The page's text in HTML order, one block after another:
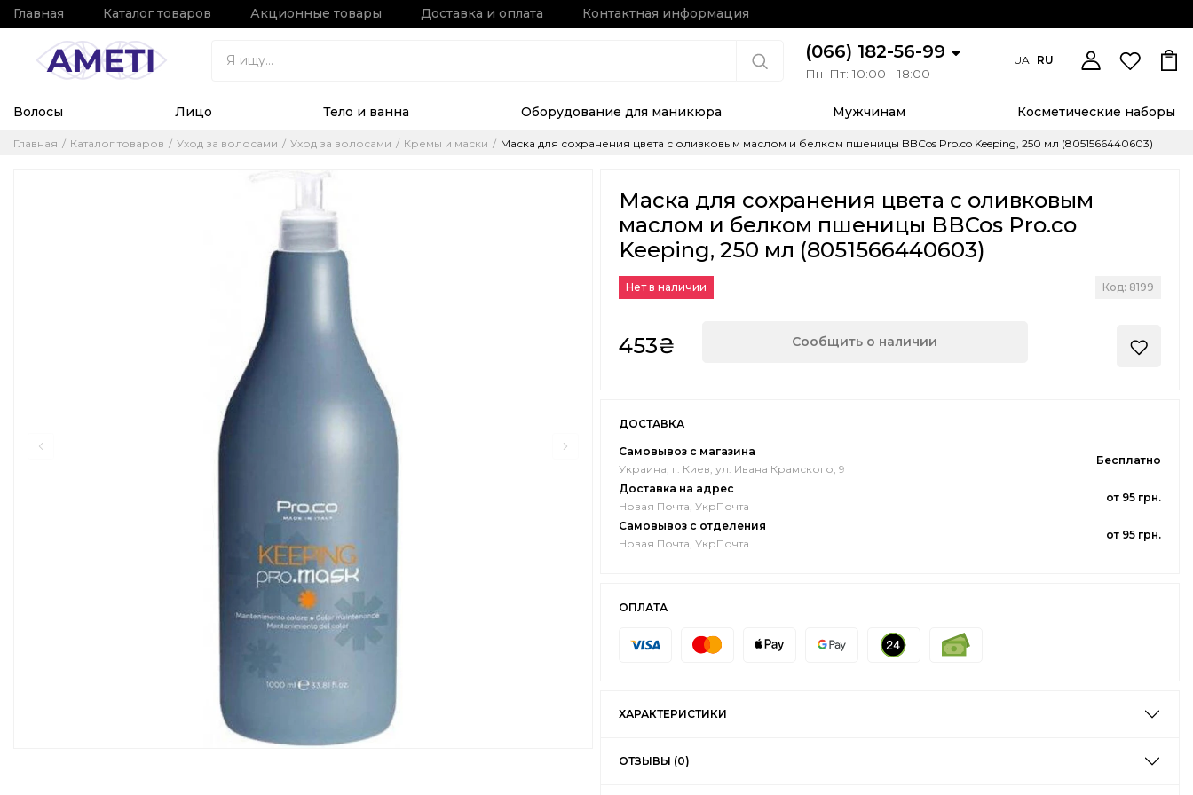
Главная Каталог товаров Акционные товары Доставка и оплата Контактная информация
(066) 182-56-99
Пн–Пт: 10:00 - 18:00
UA RU
Волосы Лицо Тело и ванна Оборудование для маникюра Мужчинам Косметические наборы
Главная Каталог товаров Уход за волосами Уход за волосами Кремы и маски Маска для сохранения цвета с оливковым маслом и белком пшеницы BBCos Pro.co Keeping, 250 мл (8051566440603)
Маска для сохранения цвета с оливковым
маслом и белком пшеницы BBCos Pro.co
Keeping, 250 мл (8051566440603)
Нет в наличии Код: 8199
453₴ Сообщить о наличии
ДОСТАВКА
Самовывоз с магазина
Украина, г. Киев, ул. Ивана Крамского, 9
Бесплатно
Доставка на адрес
Новая Почта, УкрПочта
от 95 грн.
Самовывоз с отделения
Новая Почта, УкрПочта
от 95 грн.
ОПЛАТА
ХАРАКТЕРИСТИКИ
ОТЗЫВЫ (0)